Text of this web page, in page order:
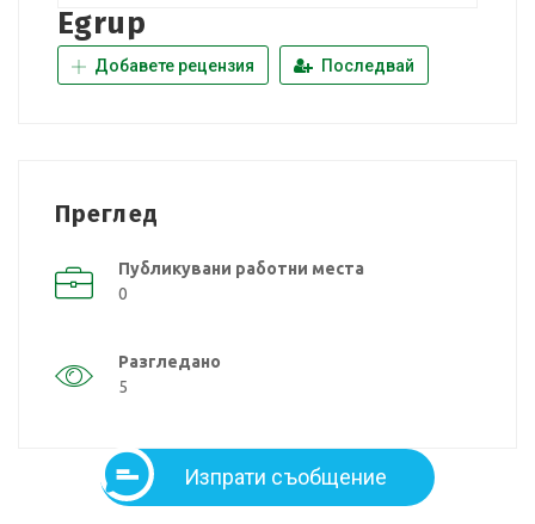
Egrup
Добавете рецензия Последвай
Преглед
Публикувани работни места
0
Разгледано
5
Изпрати съобщение